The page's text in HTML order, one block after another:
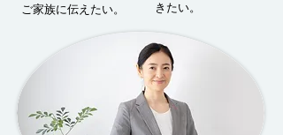
ご家族に伝えたい。
きたい。